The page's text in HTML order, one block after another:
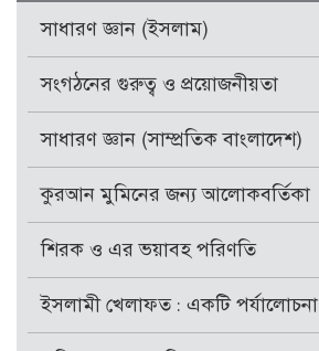
সাধারণ জ্ঞান (ইসলাম)
সংগঠনের গুরুত্ব ও প্রয়োজনীয়তা
সাধারণ জ্ঞান (সাম্প্রতিক বাংলাদেশ)
কুরআন মুমিনের জন্য আলোকবর্তিকা
শিরক ও এর ভয়াবহ পরিণতি
ইসলামী খেলাফত : একটি পর্যালোচনা